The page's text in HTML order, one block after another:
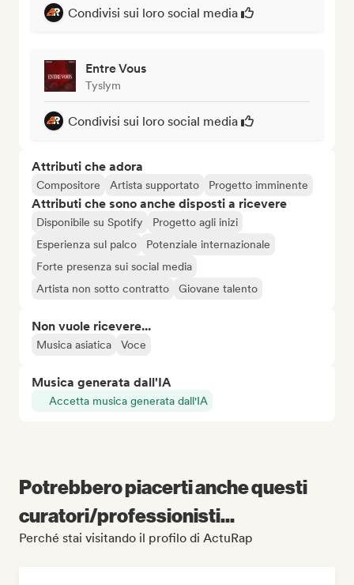
Condivisi sui loro social media
Entre Vous
Tyslym
Condivisi sui loro social media
Attributi che adora
Compositore Artista supportato Progetto imminente
Attributi che sono anche disposti a ricevere
Disponibile su Spotify
Progetto agli inizi
Esperienza sul palco
Potenziale internazionale
Forte presenza sui social media
Artista non sotto contratto
Giovane talento
Non vuole ricevere...
Musica asiatica Voce
Musica generata dall'IA
Accetta musica generata dall'IA
Potrebbero piacerti anche questi
curatori/professionisti...
Perché stai visitando il profilo di ActuRap